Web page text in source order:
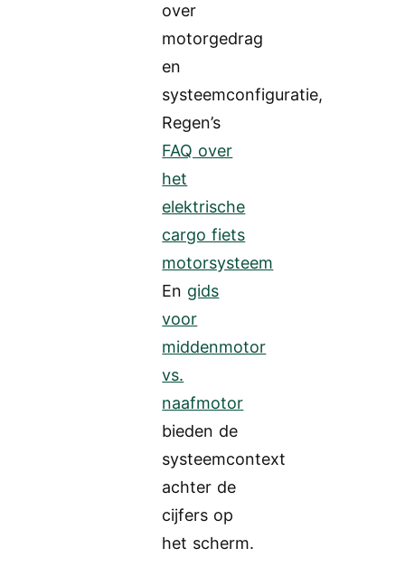
over
motorgedrag
en
systeemconfiguratie,
Regen’s
FAQ over
het
elektrische
cargo fiets
motorsysteem
En gids
voor
middenmotor
vs.
naafmotor
bieden de
systeemcontext
achter de
cijfers op
het scherm.